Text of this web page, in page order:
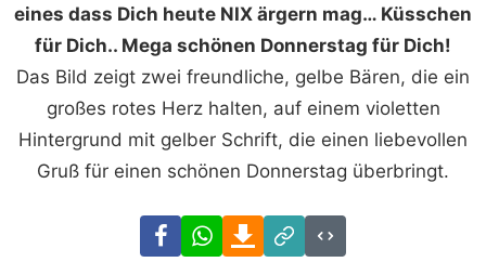
eines dass Dich heute NIX ärgern mag… Küsschen
für Dich.. Mega schönen Donnerstag für Dich!
Das Bild zeigt zwei freundliche, gelbe Bären, die ein
großes rotes Herz halten, auf einem violetten
Hintergrund mit gelber Schrift, die einen liebevollen
Gruß für einen schönen Donnerstag überbringt.
FacebookWhatsAppDownload
Link
Code